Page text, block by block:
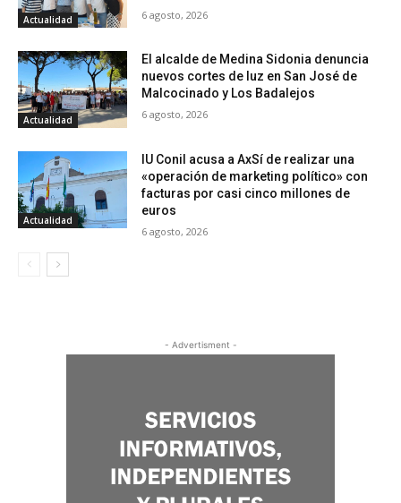
Actualidad 6 agosto, 2026
Actualidad
El alcalde de Medina Sidonia denuncia
nuevos cortes de luz en San José de
Malcocinado y Los Badalejos
6 agosto, 2026
Actualidad
IU Conil acusa a AxSí de realizar una
«operación de marketing político» con
facturas por casi cinco millones de
euros
6 agosto, 2026
- Advertisment -